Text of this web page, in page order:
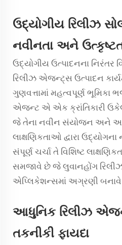
ઉદ્યોગીય રિલીઝ
નવીનતા અને
ઉદ્યોગીય ઉત્પાદનના નિરંતર
રિલીઝ એજન્ટ્સ ઉત્પાદન
ગુણવત્તામાં મહત્વપૂર્ણ ભૂમિકા
એજન્ટ એ એક ક્રાંતિકારી
જે તેના નવીન સંયોજન અને
લાક્ષણિકતાઓ દ્વારા
સંપૂર્ણ ચર્ચા તે વિશિષ્ટ
સમજાવે છે જે લુવાનહોંગ
એપ્લિકેશન્સમાં અગ્રણી
આધુનિક રિલીઝ
તકનીકી ફાયદા